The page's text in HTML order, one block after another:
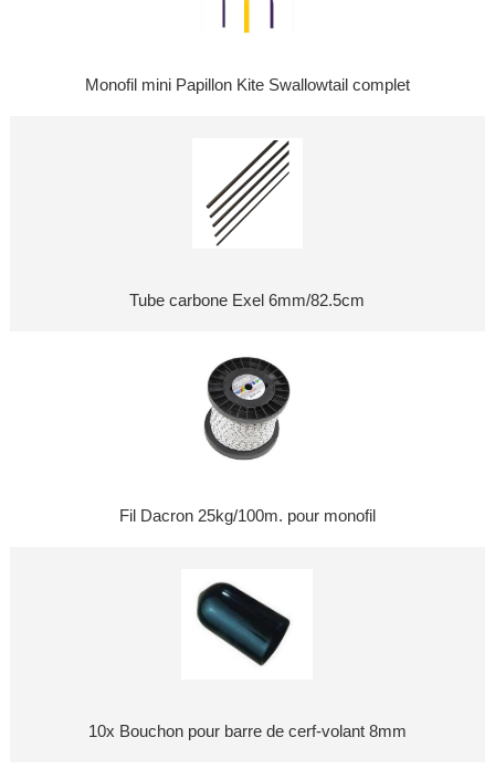
Monofil mini Papillon Kite Swallowtail complet
Tube carbone Exel 6mm/82.5cm
Fil Dacron 25kg/100m. pour monofil
10x Bouchon pour barre de cerf-volant 8mm